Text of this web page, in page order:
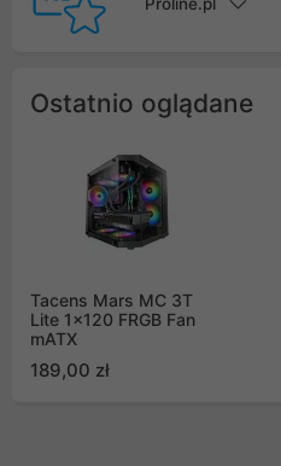
Ostatnio oglądane
Tacens Mars MC 3T
Lite 1x120 FRGB Fan
mATX
189,00 zł